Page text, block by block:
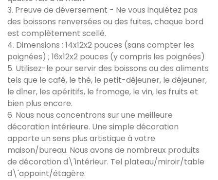
3. Preuve de déversement - Ne vous inquiétez pas
des boissons renversées ou des fuites, chaque bord
est complètement scellé.
4. Dimensions : 14x12x2 pouces (sans compter les
poignées) ; 16x12x2 pouces (y compris les poignées)
5. Utilisez-le pour servir des boissons ou des aliments
tels que le café, le thé, le petit-déjeuner, le déjeuner,
le dîner, les apéritifs, le fromage, le vin, les fruits et
bien plus encore.
6. Nous nous concentrons sur une meilleure
décoration intérieure. Une simple décoration
apporte un sens plus artistique à votre
maison/bureau. Nous avons de nombreux produits
de décoration d\'intérieur. Tel plateau/miroir/table
d\'appoint/étagère.